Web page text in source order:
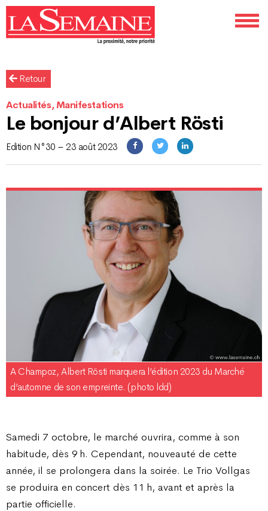
Retour
Actualités, Manifestations
Le bonjour d’Albert Rösti
Edition N°30 – 23 août 2023
A Champoz, Albert Rösti marquera l’édition 2023 du Marché
d’automne de son empreinte. (photo ldd)
Samedi 7 octobre, le marché ouvrira, comme à son
habitude, dès 9 h. Cependant, nouveauté de cette
année, il se prolongera dans la soirée. Le Trio Vollgas
se produira en concert dès 11 h, avant et après la
partie officielle.